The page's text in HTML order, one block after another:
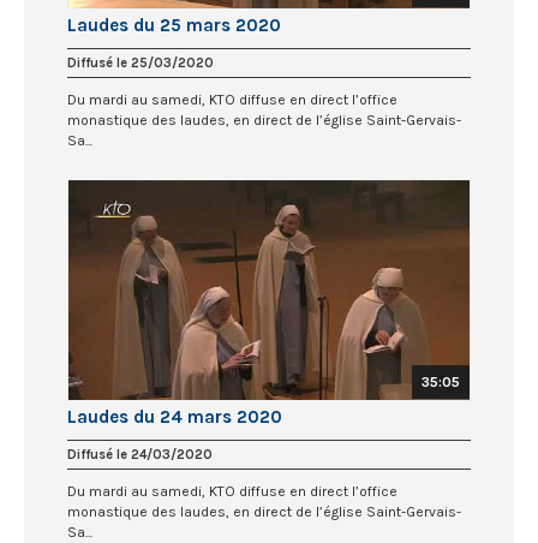
Laudes du 25 mars 2020
Diffusé le 25/03/2020
Du mardi au samedi, KTO diffuse en direct l’office
monastique des laudes, en direct de l’église Saint-Gervais-
Sa...
35:05
Laudes du 24 mars 2020
Diffusé le 24/03/2020
Du mardi au samedi, KTO diffuse en direct l’office
monastique des laudes, en direct de l’église Saint-Gervais-
Sa...